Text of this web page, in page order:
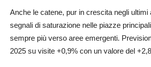
Anche le catene, pur in crescita negli ultimi
segnali di saturazione nelle piazze
sempre più verso aree emergenti.
2025 su visite +0,9% con un valore del